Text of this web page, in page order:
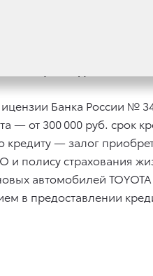
Банка России №
— от 300 000 руб. срок
кредиту — залог
и полису страхования
автомобилей
в предоставлении